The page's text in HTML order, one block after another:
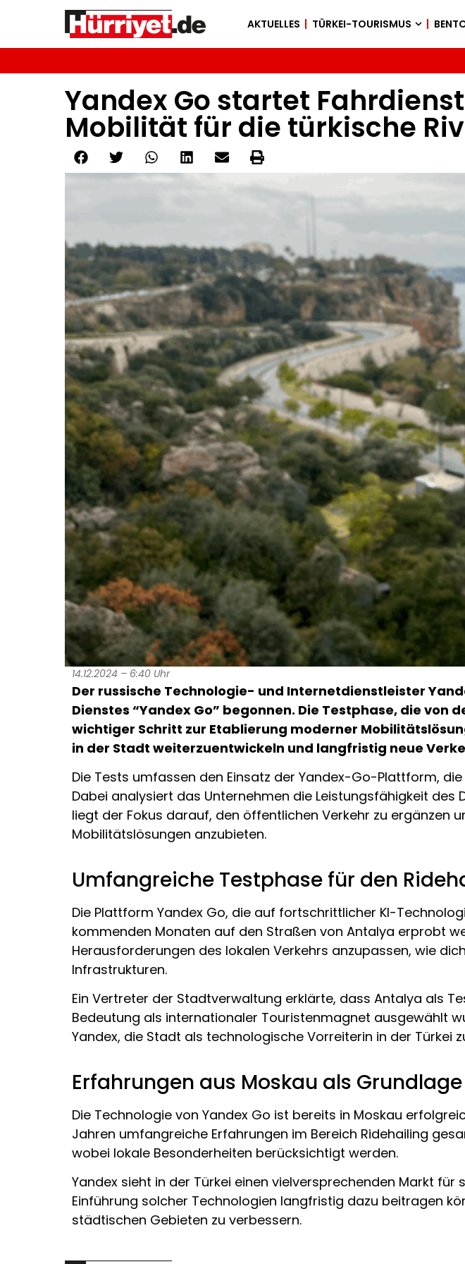
AKTUELLES TÜRKEI-TOURISMUS
Yandex Go startet
Mobilität für die türkische
14.12.2024 – 6:40 Uhr
Der russische Technologie- und Internetdienstleister
Dienstes “Yandex Go” begonnen. Die Testphase, die
wichtiger Schritt zur Etablierung moderner
in der Stadt weiterzuentwickeln und langfristig neue
Die Tests umfassen den Einsatz der Yandex-Go-Plattform,
Dabei analysiert das Unternehmen die Leistungsfähigkeit des
liegt der Fokus darauf, den öffentlichen Verkehr zu ergänzen
Mobilitätslösungen anzubieten.
Umfangreiche Testphase für den
Die Plattform Yandex Go, die auf fortschrittlicher KI-
kommenden Monaten auf den Straßen von Antalya erprobt
Herausforderungen des lokalen Verkehrs anzupassen, wie
Infrastrukturen.
Ein Vertreter der Stadtverwaltung erklärte, dass Antalya als
Bedeutung als internationaler Touristenmagnet ausgewählt
Yandex, die Stadt als technologische Vorreiterin in der Türkei
Erfahrungen aus Moskau als Grundlage
Die Technologie von Yandex Go ist bereits in Moskau
Jahren umfangreiche Erfahrungen im Bereich Ridehailing
wobei lokale Besonderheiten berücksichtigt werden.
Yandex sieht in der Türkei einen vielversprechenden Markt
Einführung solcher Technologien langfristig dazu beitragen
städtischen Gebieten zu verbessern.